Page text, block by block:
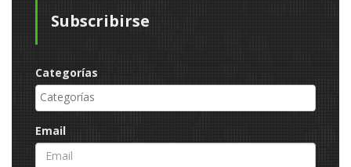
Subscribirse
Categorías
Email